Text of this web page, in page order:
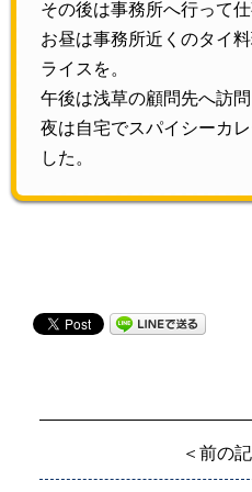
その後は事務所へ行って仕
お昼は事務所近くのタイ
ライスを。
午後は浅草の顧問先へ訪問
夜は自宅でスパイシーカ
した。
＜前の